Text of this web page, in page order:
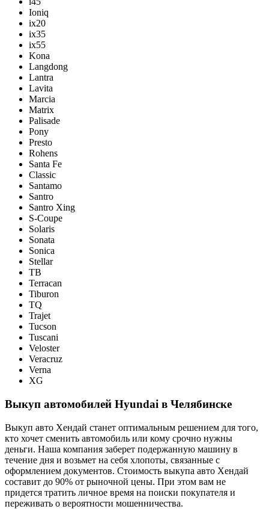
Ioniq
ix20
ix35
ix55
Kona
Langdong
Lantra
Lavita
Marcia
Matrix
Palisade
Pony
Presto
Rohens
Santa Fe
Classic
Santamo
Santro
Santro Xing
S-Coupe
Solaris
Sonata
Sonica
Stellar
TB
Terracan
Tiburon
TQ
Trajet
Tucson
Tuscani
Veloster
Veracruz
Verna
XG
Выкуп автомобилей Hyundai в Челябинске
Выкуп авто Хендай станет оптимальным решением для того,
кто хочет сменить автомобиль или кому срочно нужны
деньги. Наша компания заберет подержанную машину в
течение дня и возьмет на себя хлопоты, связанные с
оформлением документов. Стоимость выкупа авто Хендай
составит до 90% от рыночной цены. При этом вам не
придется тратить личное время на поиски покупателя и
переживать о вероятности мошенничества.